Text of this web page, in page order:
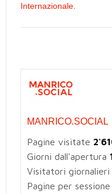
Internazionale
MANRICO.SOCIAL
Pagine visitate
Giorni dall'apertura
Visitatori giornalieri
Pagine per sessione